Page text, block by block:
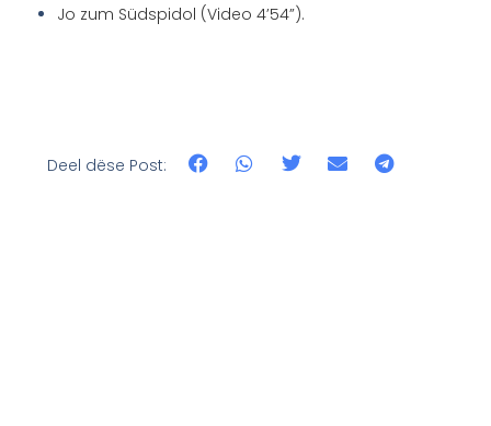
Jo zum Südspidol (Video 4’54”).
Deel dëse Post: